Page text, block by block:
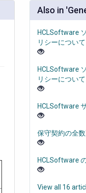
Also in
HCLSoftware
リシーについ
HCLSoftware
リシーについて
HCLSoftware
保守契約の全
HCLSoftware
View all 16